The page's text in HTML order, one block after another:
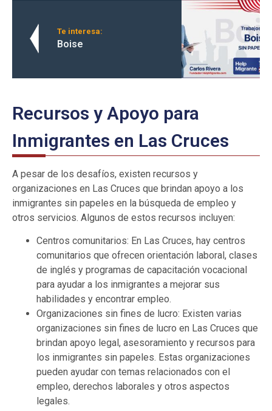
Te interesa:
Boise
Recursos y Apoyo para
Inmigrantes en Las Cruces
A pesar de los desafíos, existen recursos y
organizaciones en Las Cruces que brindan apoyo a los
inmigrantes sin papeles en la búsqueda de empleo y
otros servicios. Algunos de estos recursos incluyen:
Centros comunitarios: En Las Cruces, hay centros
comunitarios que ofrecen orientación laboral, clases
de inglés y programas de capacitación vocacional
para ayudar a los inmigrantes a mejorar sus
habilidades y encontrar empleo.
Organizaciones sin fines de lucro: Existen varias
organizaciones sin fines de lucro en Las Cruces que
brindan apoyo legal, asesoramiento y recursos para
los inmigrantes sin papeles. Estas organizaciones
pueden ayudar con temas relacionados con el
empleo, derechos laborales y otros aspectos
legales.